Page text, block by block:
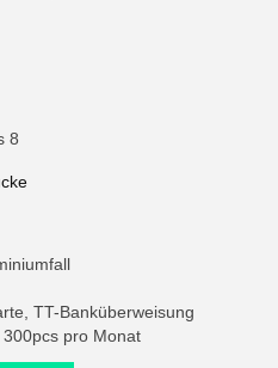
8
TT-Banküberweisung
pro Monat